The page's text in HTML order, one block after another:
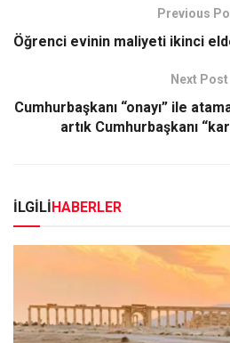
Previous
Öğrenci evinin maliyeti ikinci
Next Post
Cumhurbaşkanı “onayı” ile
artık Cumhurbaşkanı
İLGİLİHABERLER